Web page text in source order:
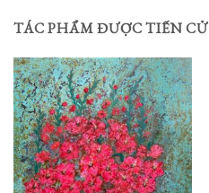
TÁC PHẨM ĐƯỢC TIẾN CỬ